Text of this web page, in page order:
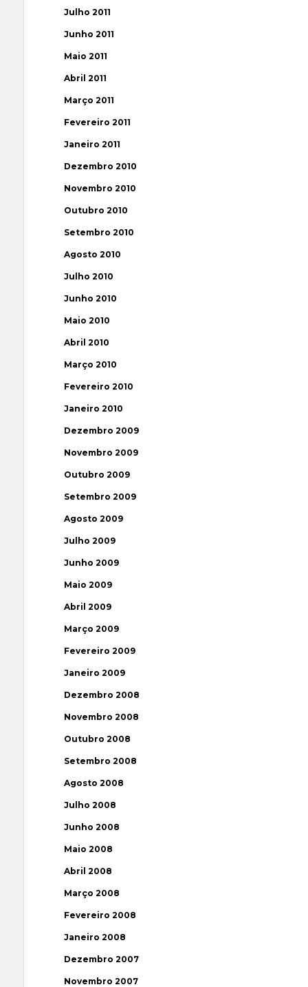
Julho 2011
Junho 2011
Maio 2011
Abril 2011
Março 2011
Fevereiro 2011
Janeiro 2011
Dezembro 2010
Novembro 2010
Outubro 2010
Setembro 2010
Agosto 2010
Julho 2010
Junho 2010
Maio 2010
Abril 2010
Março 2010
Fevereiro 2010
Janeiro 2010
Dezembro 2009
Novembro 2009
Outubro 2009
Setembro 2009
Agosto 2009
Julho 2009
Junho 2009
Maio 2009
Abril 2009
Março 2009
Fevereiro 2009
Janeiro 2009
Dezembro 2008
Novembro 2008
Outubro 2008
Setembro 2008
Agosto 2008
Julho 2008
Junho 2008
Maio 2008
Abril 2008
Março 2008
Fevereiro 2008
Janeiro 2008
Dezembro 2007
Novembro 2007